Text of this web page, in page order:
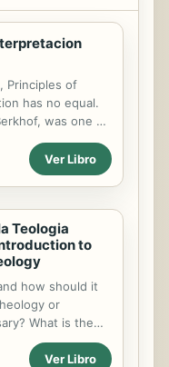
Principles of
has no equal.
was one of
20th century
published in
grammatical,
Bible
the
biblical author
the
and
when we study
Ver Libro
Teologia
to
how should it
or
What is the
what are the
use? What
Ver Libro